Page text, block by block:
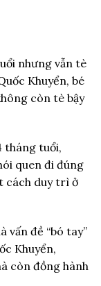
nhưng vẫn tè
Khuyển, bé
còn tè bậy
tháng tuổi,
quen đi đúng
cách duy trì ở
vấn đề “bó tay”
Khuyển,
còn đồng hành